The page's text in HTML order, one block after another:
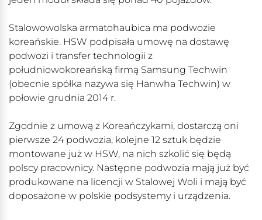
Stalowowolska armatohaubica ma podwozie
koreańskie. HSW podpisała umowę na dostawę
podwozi i transfer technologii z
południowokoreańską firmą Samsung Techwin
(obecnie spółka nazywa się Hanwha Techwin) w
połowie grudnia 2014 r.
Zgodnie z umową z Koreańczykami, dostarczą oni
pierwsze 24 podwozia, kolejne 12 sztuk będzie
montowane już w HSW, na nich szkolić się będą
polscy pracownicy. Następne podwozia mają już być
produkowane na licencji w Stalowej Woli i mają być
doposażone w polskie podsystemy i urządzenia.